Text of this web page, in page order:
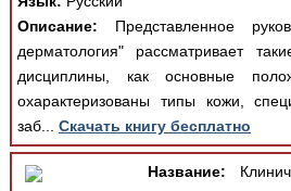
Описание: Представленное
дерматология" рассматривает
дисциплины, как основные
охарактеризованы типы кожи,
заб... Скачать книгу бесплатно
Название: